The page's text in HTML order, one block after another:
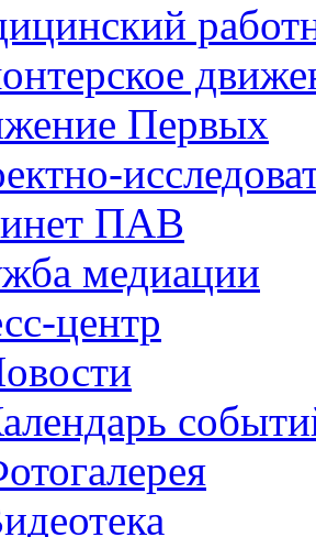
Первых
ПАВ
медиации
центр